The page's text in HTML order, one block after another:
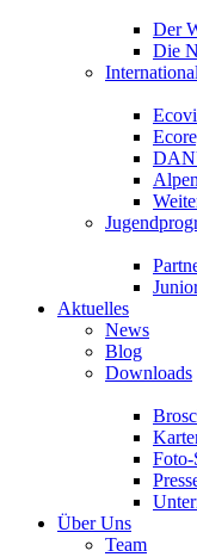
Der
Die
Aktuelles
News
Blog
Downloads
Foto-
Über Uns
Team